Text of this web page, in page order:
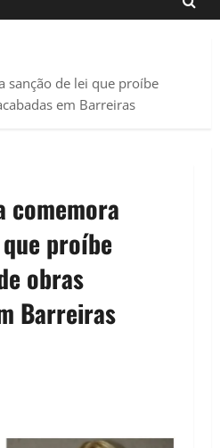
sanção de lei que proíbe
em Barreiras
comemora
proíbe
obras
Barreiras